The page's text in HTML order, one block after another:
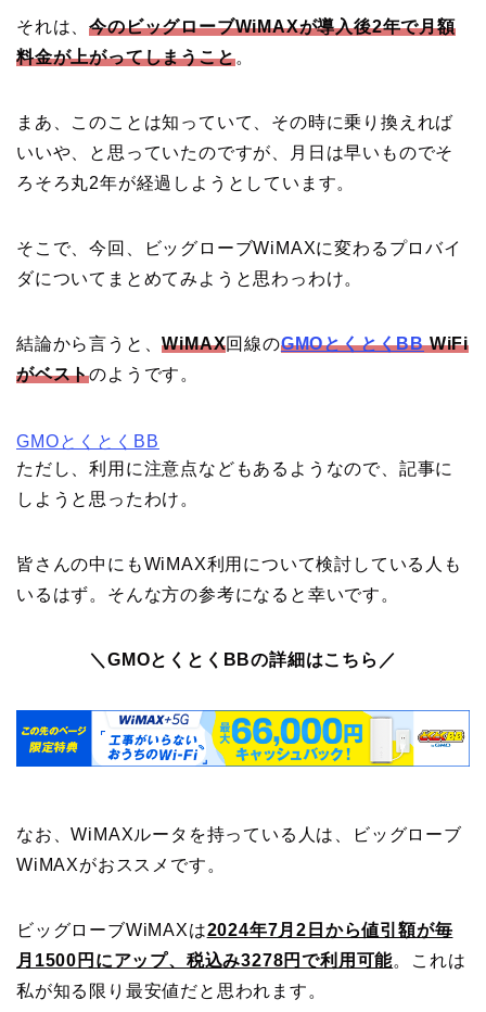
それは、今のビッグローブWiMAXが導入後2年で月額
料金が上がってしまうこと。
まあ、このことは知っていて、その時に乗り換えれば
いいや、と思っていたのですが、月日は早いものでそ
ろそろ丸2年が経過しようとしています。
そこで、今回、ビッグローブWiMAXに変わるプロバイ
ダについてまとめてみようと思わっわけ。
結論から言うと、WiMAX回線のGMOとくとくBBWiFi
がベストのようです。
GMOとくとくBB
ただし、利用に注意点などもあるようなので、記事に
しようと思ったわけ。
皆さんの中にもWiMAX利用について検討している人も
いるはず。そんな方の参考になると幸いです。
＼GMOとくとくBBの詳細はこちら／
なお、WiMAXルータを持っている人は、ビッグローブ
WiMAXがおススメです。
ビッグローブWiMAXは2024年7月2日から値引額が毎
月1500円にアップ、税込み3278円で利用可能。これは
私が知る限り最安値だと思われます。